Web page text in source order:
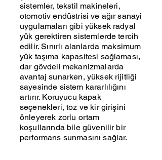
sistemler, tekstil makineleri,
otomotiv endüstrisi ve ağır sanayi
uygulamaları gibi yüksek radyal
yük gerektiren sistemlerde tercih
edilir. Sınırlı alanlarda maksimum
yük taşıma kapasitesi sağlaması,
dar gövdeli mekanizmalarda
avantaj sunarken, yüksek rijitliği
sayesinde sistem kararlılığını
artırır. Koruyucu kapak
seçenekleri, toz ve kir girişini
önleyerek zorlu ortam
koşullarında bile güvenilir bir
performans sunmasını sağlar.